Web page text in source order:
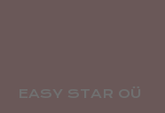
EASY STAR OÜ